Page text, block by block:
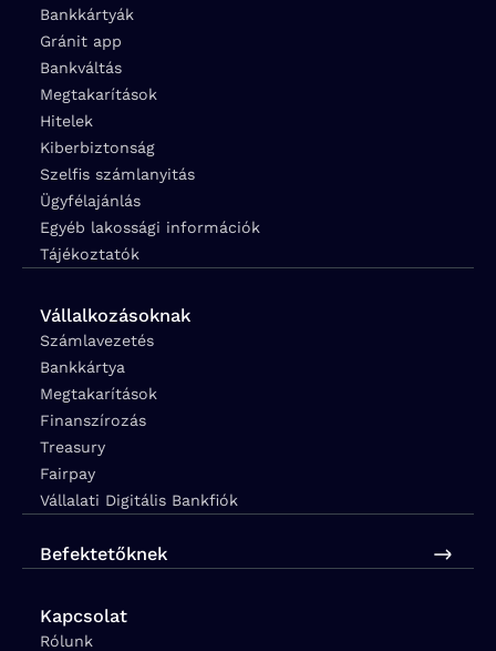
Bankkártyák
Gránit app
Bankváltás
Megtakarítások
Hitelek
Kiberbiztonság
Szelfis számlanyitás
Ügyfélajánlás
Egyéb lakossági információk
Tájékoztatók
Vállalkozásoknak
Számlavezetés
Bankkártya
Megtakarítások
Finanszírozás
Treasury
Fairpay
Vállalati Digitális Bankfiók
Befektetőknek
Kapcsolat
Rólunk